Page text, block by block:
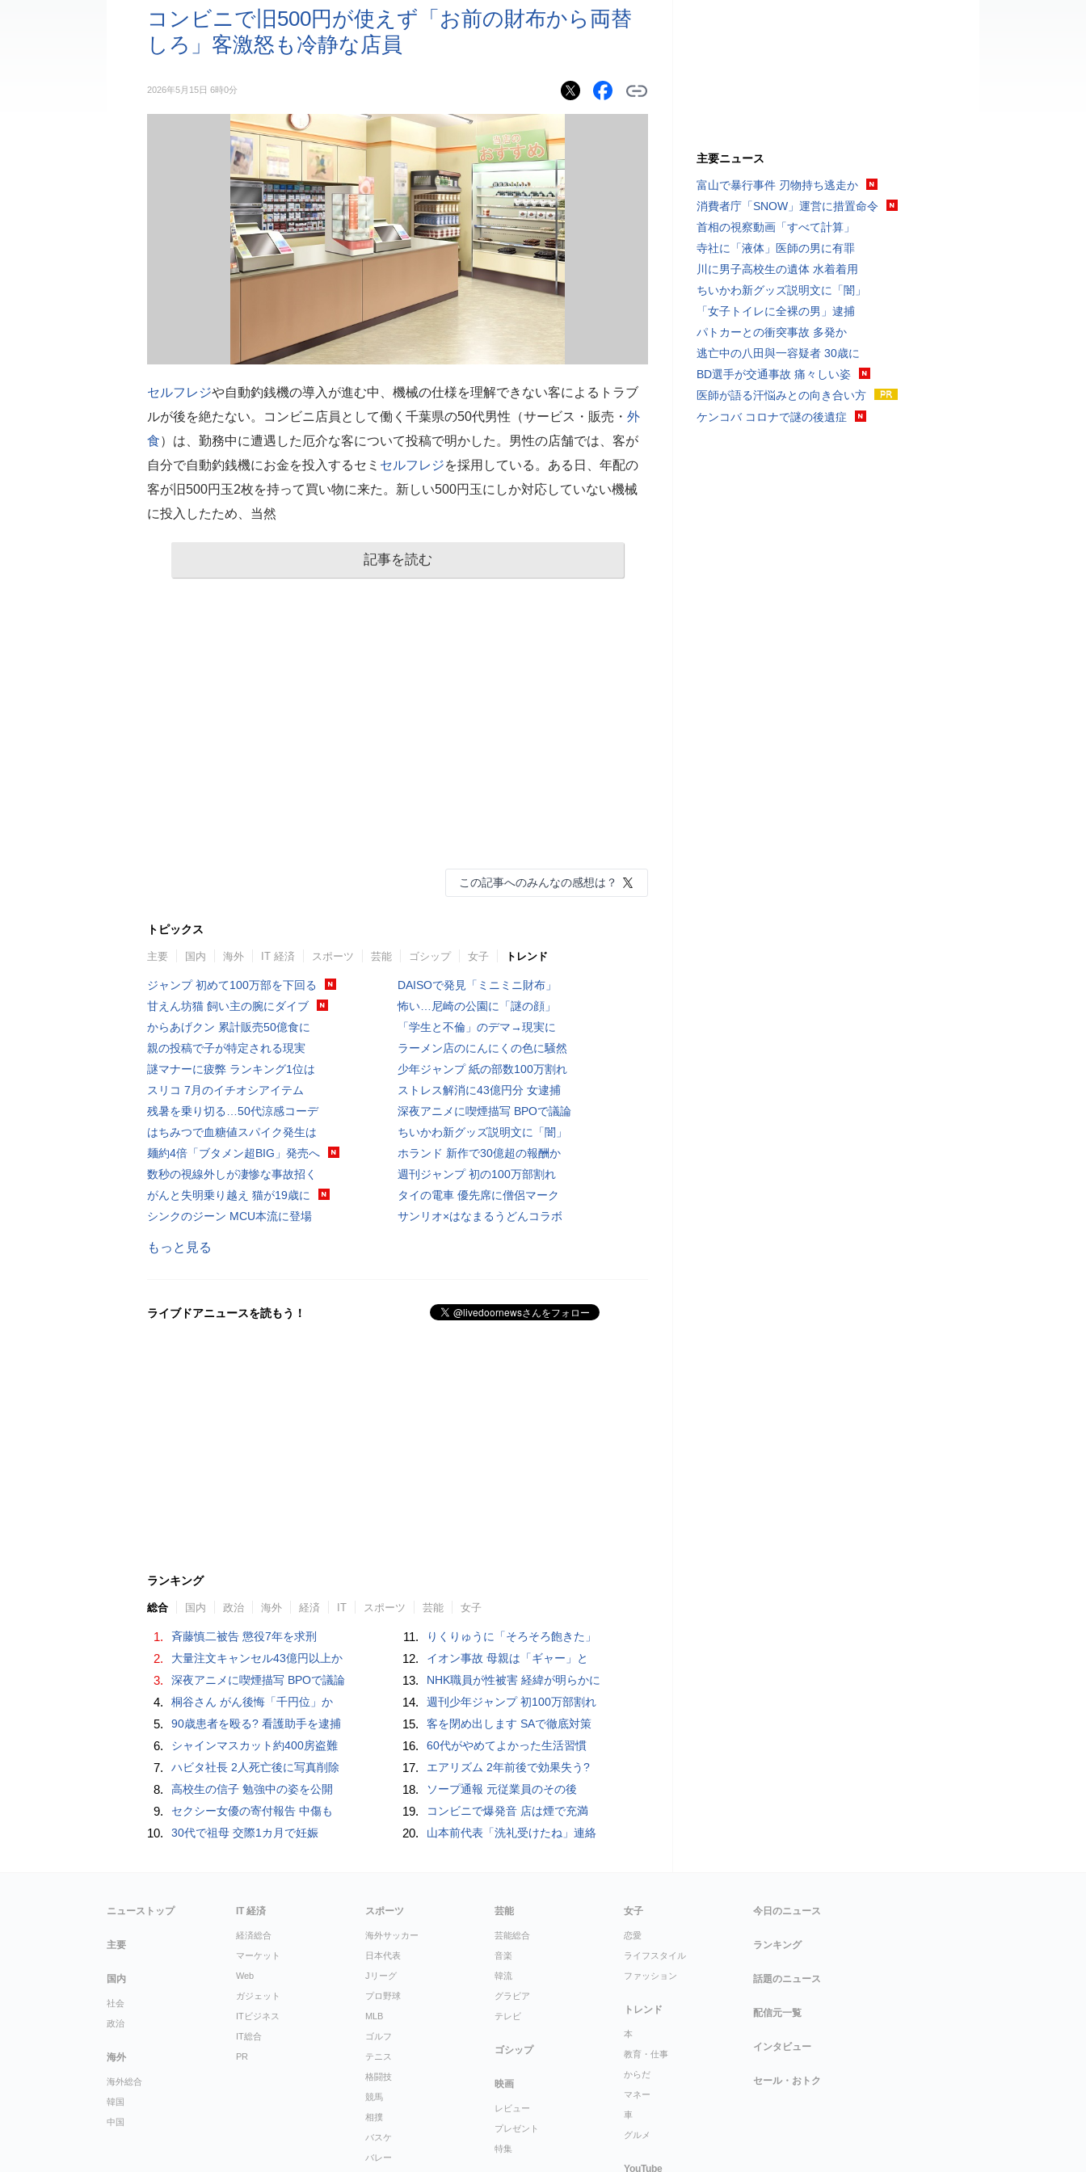
コンビニで旧500円が使えず「お前の財布から両替
しろ」客激怒も冷静な店員
2026年5月15日 6時0分
セルフレジや自動釣銭機の導入が進む中、機械の仕様を理解できない客によるトラブ
ルが後を絶たない。コンビニ店員として働く千葉県の50代男性（サービス・販売・ 外
食）は、勤務中に遭遇した厄介な客について投稿で明かした。男性の店舗では、客が
自分で自動釣銭機にお金を投入するセミ セルフレジを採用している。ある日、年配の
客が旧500円玉2枚を持って買い物に来た。新しい500円玉にしか対応していない機械
に投入したため、当然
記事を読む
この記事へのみんなの感想は？
トピックス
主要 国内 海外 IT 経済 スポーツ 芸能 ゴシップ 女子 トレンド
ジャンプ 初めて100万部を下回る
甘えん坊猫 飼い主の腕にダイブ
からあげクン 累計販売50億食に
親の投稿で子が特定される現実
謎マナーに疲弊 ランキング1位は
スリコ 7月のイチオシアイテム
残暑を乗り切る…50代涼感コーデ
はちみつで血糖値スパイク発生は
麺約4倍「ブタメン超BIG」発売へ
数秒の視線外しが凄惨な事故招く
がんと失明乗り越え 猫が19歳に
シンクのジーン MCU本流に登場
DAISOで発見「ミニミニ財布」
怖い…尼崎の公園に「謎の顔」
「学生と不倫」のデマ→現実に
ラーメン店のにんにくの色に騒然
少年ジャンプ 紙の部数100万割れ
ストレス解消に43億円分 女逮捕
深夜アニメに喫煙描写 BPOで議論
ちいかわ新グッズ説明文に「闇」
ホランド 新作で30億超の報酬か
週刊ジャンプ 初の100万部割れ
タイの電車 優先席に僧侶マーク
サンリオ×はなまるうどんコラボ
もっと見る
ライブドアニュースを読もう！
ランキング
総合 国内 政治 海外 経済 IT スポーツ 芸能 女子
1. 斉藤慎二被告 懲役7年を求刑
2. 大量注文キャンセル43億円以上か
3. 深夜アニメに喫煙描写 BPOで議論
4. 桐谷さん がん後悔「千円位」か
5. 90歳患者を殴る? 看護助手を逮捕
6. シャインマスカット約400房盗難
7. ハビタ社長 2人死亡後に写真削除
8. 高校生の信子 勉強中の姿を公開
9. セクシー女優の寄付報告 中傷も
10. 30代で祖母 交際1カ月で妊娠
11. りくりゅうに「そろそろ飽きた」
12. イオン事故 母親は「ギャー」と
13. NHK職員が性被害 経緯が明らかに
14. 週刊少年ジャンプ 初100万部割れ
15. 客を閉め出します SAで徹底対策
16. 60代がやめてよかった生活習慣
17. エアリズム 2年前後で効果失う?
18. ソープ通報 元従業員のその後
19. コンビニで爆発音 店は煙で充満
20. 山本前代表「洗礼受けたね」連絡
主要ニュース
富山で暴行事件 刃物持ち逃走か
消費者庁「SNOW」運営に措置命令
首相の視察動画「すべて計算」
寺社に「液体」医師の男に有罪
川に男子高校生の遺体 水着着用
ちいかわ新グッズ説明文に「闇」
「女子トイレに全裸の男」逮捕
パトカーとの衝突事故 多発か
逃亡中の八田與一容疑者 30歳に
BD選手が交通事故 痛々しい姿
医師が語る汗悩みとの向き合い方
ケンコバ コロナで謎の後遺症
ニューストップ
主要
国内
社会
政治
海外
海外総合
韓国
中国
IT 経済
経済総合
マーケット
Web
ガジェット
ITビジネス
IT総合
PR
スポーツ
海外サッカー
日本代表
Jリーグ
プロ野球
MLB
ゴルフ
テニス
格闘技
競馬
相撲
バスケ
バレー
芸能
芸能総合
音楽
韓流
グラビア
テレビ
ゴシップ
映画
レビュー
プレゼント
特集
女子
恋愛
ライフスタイル
ファッション
トレンド
本
教育・仕事
からだ
マネー
車
グルメ
YouTube
今日のニュース
ランキング
話題のニュース
配信元一覧
インタビュー
セール・おトク